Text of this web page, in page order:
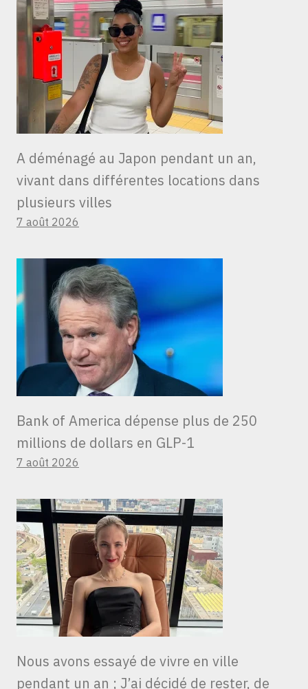
A déménagé au Japon pendant un an,
vivant dans différentes locations dans
plusieurs villes
7 août 2026
Bank of America dépense plus de 250
millions de dollars en GLP-1
7 août 2026
Nous avons essayé de vivre en ville
pendant un an ; J’ai décidé de rester, de